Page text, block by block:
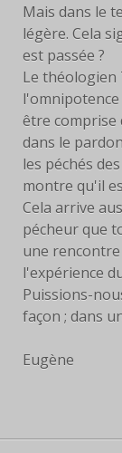
Mais dans le
légère. Cela
est passée ?
Le théologien
l'omnipotence
être comprise
dans le
les péchés
montre qu'il
Cela arrive
pécheur que
une
l'expérience
Puissions-
façon ; dans
Eugène